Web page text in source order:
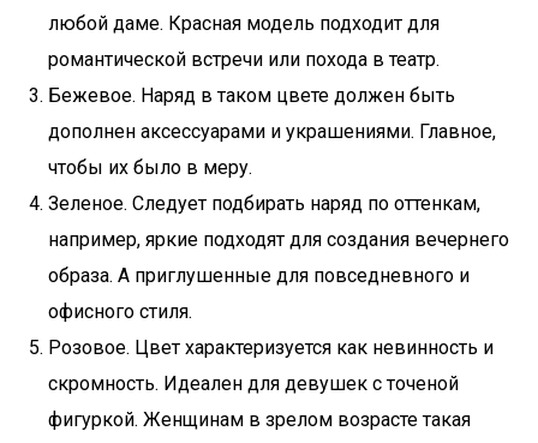
любой даме. Красная модель подходит для
романтической встречи или похода в театр.
Бежевое. Наряд в таком цвете должен быть
дополнен аксессуарами и украшениями. Главное,
чтобы их было в меру.
Зеленое. Следует подбирать наряд по оттенкам,
например, яркие подходят для создания вечернего
образа. А приглушенные для повседневного и
офисного стиля.
Розовое. Цвет характеризуется как невинность и
скромность. Идеален для девушек с точеной
фигуркой. Женщинам в зрелом возрасте такая